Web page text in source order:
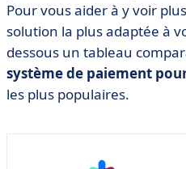
Pour vous aider à y voir
solution la plus adaptée à
dessous un tableau
système de paiement
les plus populaires.